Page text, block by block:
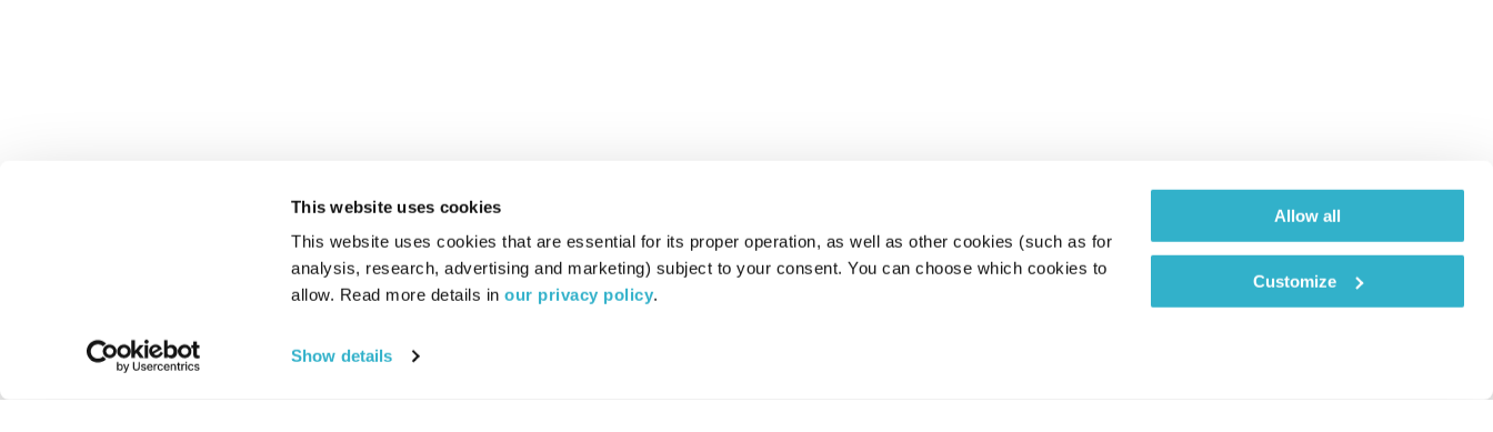
This website uses cookies
This website uses cookies that are essential for its proper operation, as well as other cookies (such as for
analysis, research, advertising and marketing) subject to your consent. You can choose which cookies to
allow. Read more details in our privacy policy.
Show details
Allow all
Customize